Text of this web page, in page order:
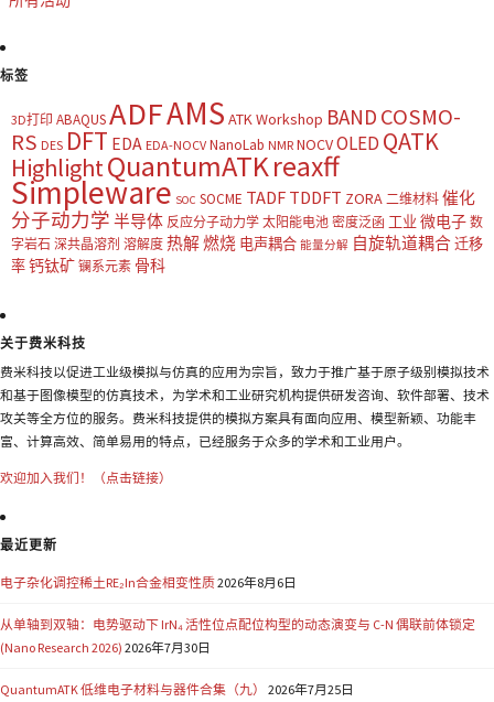
标签
3D打印 ABAQUSADFAMS ATK Workshop BAND COSMO-
RS DES DFT EDA EDA-NOCV NanoLab NMR NOCVOLED QATK
HighlightQuantumATKreaxff
Simpleware SOC SOCME TADF TDDFT ZORA 二维材料 催化
分子动力学 半导体 反应分子动力学 太阳能电池 密度泛函 工业 微电子 数
字岩石 深共晶溶剂 溶解度 热解燃烧 电声耦合 能量分解 自旋轨道耦合迁移
率钙钛矿 镧系元素 骨科
关于费米科技
费米科技以促进工业级模拟与仿真的应用为宗旨，致力于推广基于原子级别模拟技术
和基于图像模型的仿真技术，为学术和工业研究机构提供研发咨询、软件部署、技术
攻关等全方位的服务。费米科技提供的模拟方案具有面向应用、模型新颖、功能丰
富、计算高效、简单易用的特点，已经服务于众多的学术和工业用户。
欢迎加入我们！（点击链接）
最近更新
电子杂化调控稀土RE₂In合金相变性质2026年8月6日
从单轴到双轴：电势驱动下 IrN₄ 活性位点配位构型的动态演变与 C-N 偶联前体锁定
(Nano Research 2026) 2026年7月30日
QuantumATK 低维电子材料与器件合集（九） 2026年7月25日